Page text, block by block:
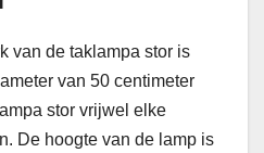
van de taklampa stor is
van 50 centimeter
stor vrijwel elke
De hoogte van de lamp is